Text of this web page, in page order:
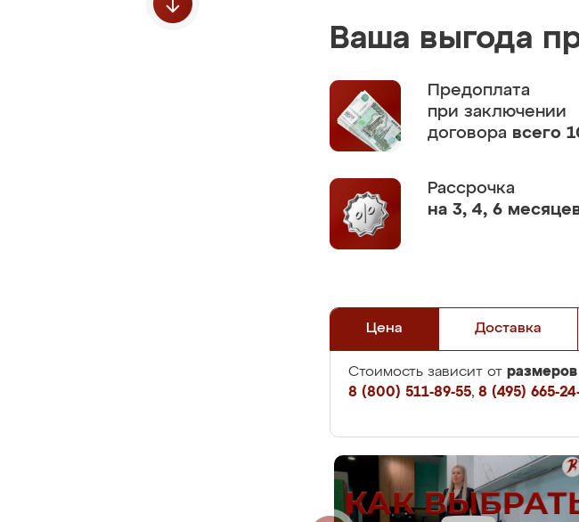
Ваша выгода
Предоплата
при заключении
договора всего
Рассрочка
на 3, 4, 6
Цена Доставка
Стоимость зависит от
8 (800) 511-89-55, 8 (495) 665-